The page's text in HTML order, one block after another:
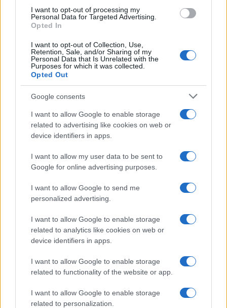
I want to opt-out of processing my
Personal Data for Targeted Advertising.
Opted In
I want to opt-out of Collection, Use,
Retention, Sale, and/or Sharing of my
Personal Data that Is Unrelated with the
Purposes for which it was collected.
Opted Out
Google consents
I want to allow Google to enable storage
related to advertising like cookies on web or
device identifiers in apps.
I want to allow my user data to be sent to
Google for online advertising purposes.
I want to allow Google to send me
personalized advertising.
I want to allow Google to enable storage
related to analytics like cookies on web or
device identifiers in apps.
I want to allow Google to enable storage
related to functionality of the website or app.
I want to allow Google to enable storage
related to personalization.
RISULTATI
in overtime, Aviators sorprendono i Renegades
Beatrice Beretta · 18 Apr 2026
Atalanta supera la Roma in una partita emozionante
Pisa trionfa contro la Sampdoria in una partita ricca di
eventi